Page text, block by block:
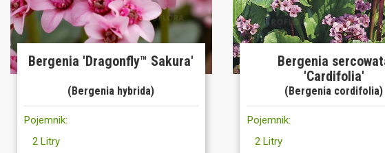
Bergenia 'Dragonfly™ Sakura'
(Bergenia hybrida)
Pojemnik:
2 Litry
Bergenia
'Cardifolia'
(Bergenia cordifolia)
Pojemnik:
2 Litry